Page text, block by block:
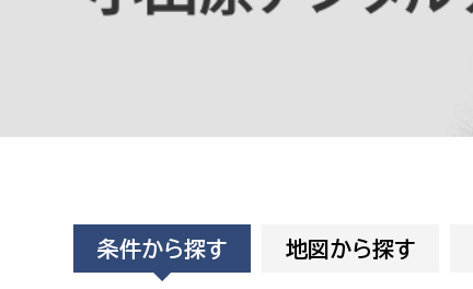
高校生・大学生など
妊産婦
障がい者
地域安全課
人権・男女共同参画課
条件から探す 地図から探す